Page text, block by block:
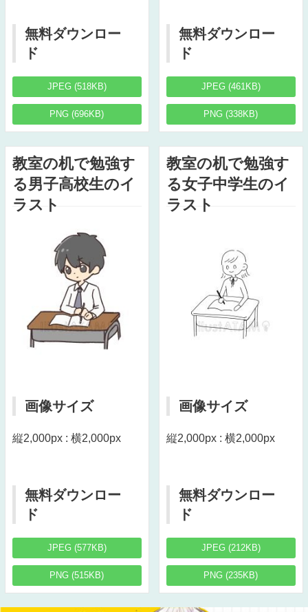
無料ダウンロー
ド
JPEG (518KB)
PNG (696KB)
無料ダウンロー
ド
JPEG (461KB)
PNG (338KB)
教室の机で勉強す
る男子高校生のイ
ラスト
画像サイズ
縦2,000px : 横2,000px
無料ダウンロー
ド
JPEG (577KB)
PNG (515KB)
教室の机で勉強す
る女子中学生のイ
ラスト
画像サイズ
縦2,000px : 横2,000px
無料ダウンロー
ド
JPEG (212KB)
PNG (235KB)